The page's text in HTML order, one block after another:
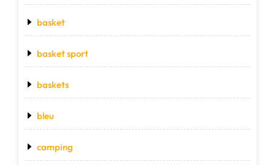
basket
basket sport
baskets
bleu
camping